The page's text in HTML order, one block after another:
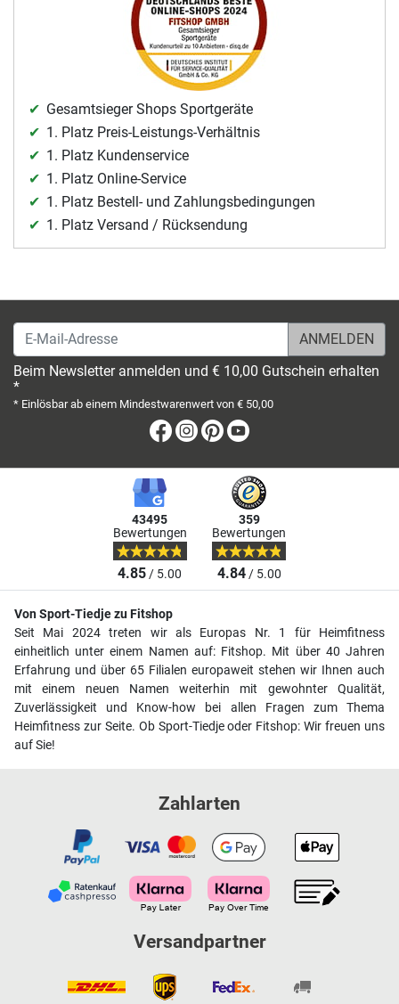
Gesamtsieger Shops Sportgeräte
1. Platz Preis-Leistungs-Verhältnis
1. Platz Kundenservice
1. Platz Online-Service
1. Platz Bestell- und Zahlungsbedingungen
1. Platz Versand / Rücksendung
E-Mail-Adresse
Beim Newsletter anmelden und € 10,00 Gutschein erhalten
*
* Einlösbar ab einem Mindestwarenwert von € 50,00
Facebook
Instagram
Pinterest
43495
Bewertungen
4.85/ 5.00
359
Bewertungen
4.84/ 5.00
Von Sport-Tiedje zu Fitshop
Seit Mai 2024 treten wir als Europas Nr. 1 für Heimfitness
einheitlich unter einem Namen auf: Fitshop. Mit über 40 Jahren
Erfahrung und über 65 Filialen europaweit stehen wir Ihnen auch
mit einem neuen Namen weiterhin mit gewohnter Qualität,
Zuverlässigkeit und Know-how bei allen Fragen zum Thema
Heimfitness zur Seite. Ob Sport-Tiedje oder Fitshop: Wir freuen uns
auf Sie!
Zahlarten
Versandpartner